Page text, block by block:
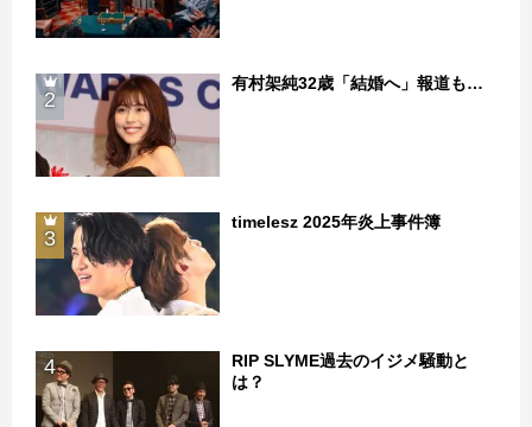
2
有村架純32歳「結婚へ」報道も…
3
timelesz 2025年炎上事件簿
4
RIP SLYME過去のイジメ騒動と
は？